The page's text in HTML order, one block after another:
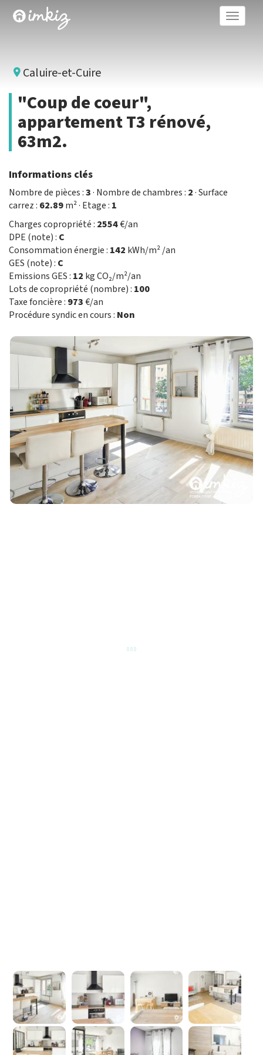
Toggle
Caluire-et-Cuire
"Coup de coeur",
appartement T3 rénové,
63m2.
Informations clés
Nombre de pièces :3· Nombre de chambres : 2· Surface
carrez : 62.89m² · Etage : 1
Charges copropriété : 2554€/an
DPE (note) : C
Consommation énergie : 142 kWh/m² /an
GES (note) : C
Emissions GES : 12 kg CO₂/m²/an
Lots de copropriété (nombre) : 100
Taxe foncière : 973€/an
Procédure syndic en cours : Non